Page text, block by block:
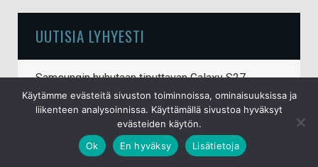
UUTISIA LYHYESTI
Samsungin huhutaan tiputtavan Galaxy S27
Ultrasta neljännen takakameran pois
6.8.2026
Doom pyörii nyt (melkein) myös Commodore
Käytämme evästeitä sivuston toiminnoissa, ominaisuuksissa ja
liikenteen analysoinnissa. Käyttämällä sivustoa hyväksyt
evästeiden käytön.
Ok
En hyväksy Lisätietoja